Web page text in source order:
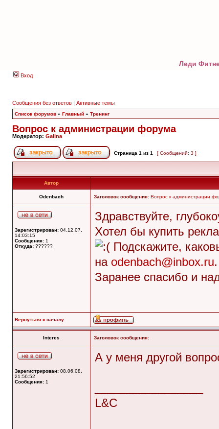
Леди
Вход
Сообщения без ответов | Активные темы
Список форумов » Главный » Тренинг
Вопрос к администрации форума
Модератор: Galina
Страница 1 из 1 [ Сообщений: 3 ]
Автор
Odenbach Заголовок сообщения: Вопрос к администрации
Зарегистрирован: 04.12.07,
14:03:15
Сообщения: 1
Откуда: ??????
Здравствуйте,
Хотел бы купить
Подскажите,
на odenbach@inbox.ru.
Заранее спасибо и
Вернуться к началу
Interes Заголовок сообщения:
Зарегистрирован: 08.06.08,
21:56:52
Сообщения: 1
А у меня другой
L&C